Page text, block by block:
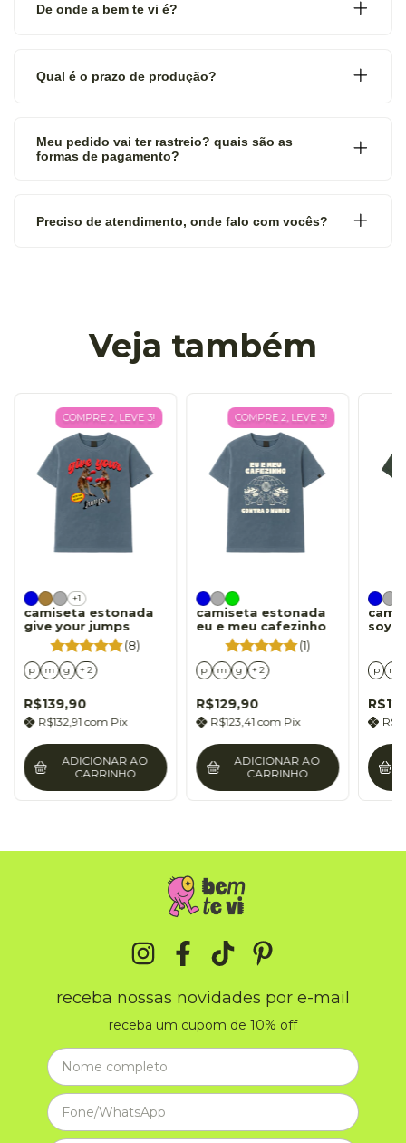
De onde a bem te vi é?
Qual é o prazo de produção?
Meu pedido vai ter rastreio? quais são as
formas de pagamento?
Preciso de atendimento, onde falo com vocês?
Veja também
COMPRE 2, LEVE 3!
+1
camiseta estonada
give your jumps
(8)
p m g + 2
R$139,90
R$132,91 com Pix
ADICIONAR AO
CARRINHO
COMPRE 2, LEVE 3!
camiseta estonada
eu e meu cafezinho
(1)
p m g + 2
R$129,90
R$123,41com Pix
ADICIONAR AO
CARRINHO
soy
p m
receba nossas novidades por e-mail
receba um cupom de 10% off